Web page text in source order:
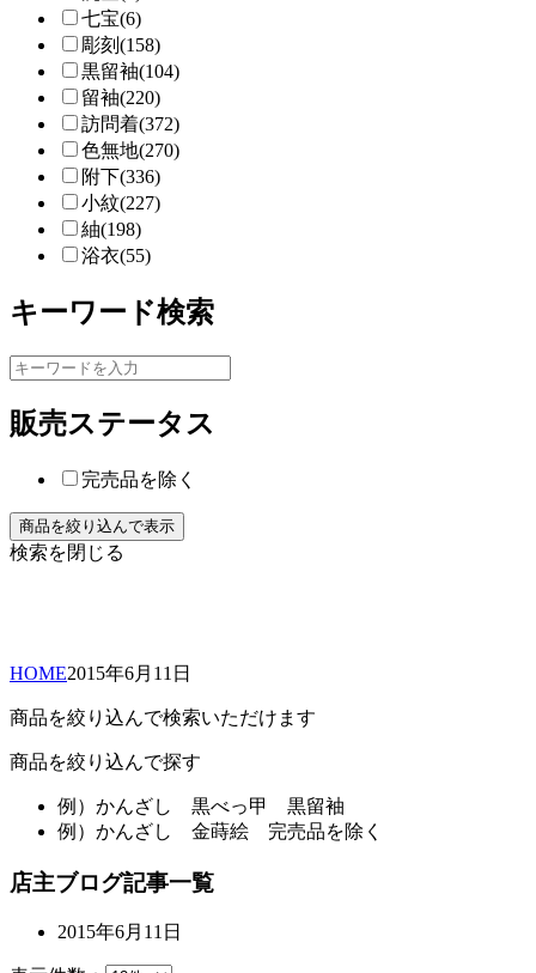
七宝(6)
彫刻(158)
黒留袖(104)
留袖(220)
訪問着(372)
色無地(270)
附下(336)
小紋(227)
紬(198)
浴衣(55)
キーワード検索
販売ステータス
完売品を除く
検索を閉じる
HOME2015年6月 11日
商品を絞り込んで検索いただけます
商品を絞り込んで探す
例） かんざし 黒べっ甲 黒留袖
例） かんざし 金蒔絵 完売品を除く
店主ブログ記事一覧
2015年6月11日